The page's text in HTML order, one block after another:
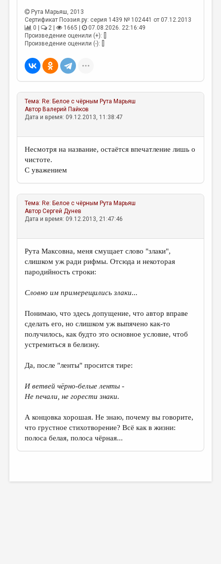
ОБЗОР ЛИТЕРАТУРЫ
СТРАНИЦЫ ПАМЯТИ
КОЛОНКА РЕДАКТОРА
РЕДКОЛЛЕГИЯ
ОТ РЕДАКЦИИ
ЛИТЕРАТУРОВЕДЕНИЕ
КУЛЬТУРОВЕДЕНИЕ
ПУБЛИЦИСТИКА
РЕЦЕНЗИРОВАНИЕ
МЕДИА
Рута Марьяш, 2013
Сертификат Поэзия.ру: серия 1439 № 102441 от 07.12.2013
0 |
2 | 1665 |
07.08.2026. 22:16:49
Произведение оценили (+): []
Произведение оценили (-): []
Тема: Re: Белое с чёрным Рута Марьяш
Автор Валерий Пайков
Дата и время: 09.12.2013, 11:38:47
Несмотря на название, остаётся впечатление лишь о
чистоте.
С уважением
Тема: Re: Белое с чёрным Рута Марьяш
АвторСергей Дунев
Дата и время: 09.12.2013, 21:47:46
Рута Максовна, меня смущает слово "злаки",
слишком уж ради рифмы. Отсюда и некоторая
пародийность строки:
Словно им примерещились злаки...
Понимаю, что здесь допущение, что автор вправе
сделать его, но слишком уж выпячено как-то
получилось, как будто это основное условие, чтоб
устремиться в белизну.
Да, после "ленты" просится тире:
И ветвей чёрно-белые ленты -
Не печали, не горести знаки.
А концовка хорошая. Не знаю, почему вы говорите,
что грустное стихотворение? Всё как в жизни:
полоса белая, полоса чёрная...